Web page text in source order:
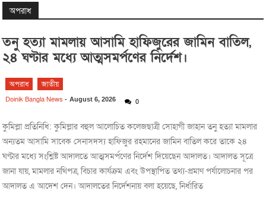
অপরাধ
তনু হত্যা মামলায় আসামি হাফিজুরের জামিন বাতিল,
২৪ ঘণ্টার মধ্যে আত্মসমর্পণের নির্দেশ।
অপরাধ জাতীয়
Doinik Bangla News -August 6, 2026 0
কুমিল্লা প্রতিনিধি: কুমিল্লার বহুল আলোচিত কলেজছাত্রী সোহাগী জাহান তনু হত্যা মামলার
অন্যতম আসামি সাবেক সেনাসদস্য হাফিজুর রহমানের জামিন বাতিল করে তাকে ২৪
ঘণ্টার মধ্যে সংশ্লিষ্ট আদালতে আত্মসমর্পণের নির্দেশ দিয়েছেন আদালত। আদালত সূত্রে
জানা যায়, মামলার নথিপত্র, বিচার কার্যক্রম এবং উপস্থাপিত তথ্য-প্রমাণ পর্যালোচনার পর
আদালত এ আদেশ দেন। আদালতের নির্দেশনায় বলা হয়েছে, নির্ধারিত